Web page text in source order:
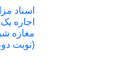
اسناد
اجاره
مغازه
(نوبت دوم)